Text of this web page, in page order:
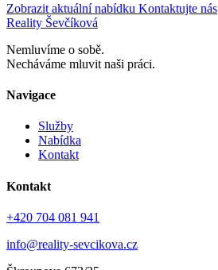
Zobrazit aktuální nabídku Kontaktujte nás
Reality Ševčíková
Nemluvíme o sobě.
Necháváme mluvit naši práci.
Navigace
Služby
Nabídka
Kontakt
Kontakt
+420 704 081 941
info@reality-sevcikova.cz